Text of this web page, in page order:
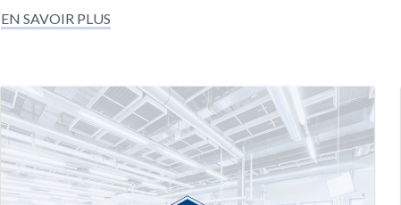
EN SAVOIR PLUS